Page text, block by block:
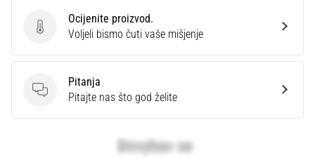
Ocijenite proizvod.
Ocijenite proizvod.
Voljeli bismo čuti vaše mišjenje
Pitanja
Pitanja
Pitajte nas što god želite